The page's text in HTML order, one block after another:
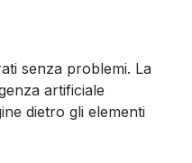
senza problemi. La
artificiale
dietro gli elementi